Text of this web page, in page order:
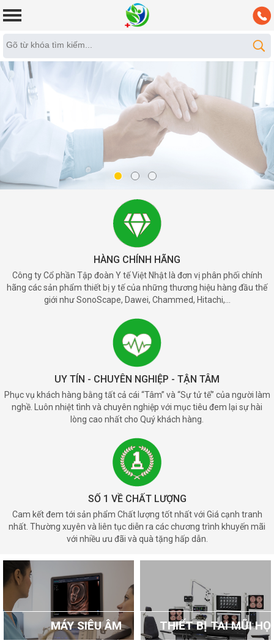
HÀNG CHÍNH HÃNG
Công ty Cổ phần Tập đoàn Y tế Việt Nhật là đơn vị phân phối chính
hãng các sản phẩm thiết bị y tế của những thương hiệu hàng đầu thế
giới như SonoScape, Dawei, Chammed, Hitachi,...
UY TÍN - CHUYÊN NGHIỆP - TẬN TÂM
Phục vụ khách hàng bằng tất cả cái “Tâm” và “Sự tử tế” của người làm
nghề. Luôn nhiệt tình và chuyên nghiệp với mục tiêu đem lại sự hài
lòng cao nhất cho Quý khách hàng.
SỐ 1 VỀ CHẤT LƯỢNG
Cam kết đem tới sản phẩm Chất lượng tốt nhất với Giá cạnh tranh
nhất. Thường xuyên và liên tục diễn ra các chương trình khuyến mãi
với nhiều ưu đãi và quà tặng hấp dẫn.
MÁY SIÊU ÂM THIẾT BỊ TAI MŨI